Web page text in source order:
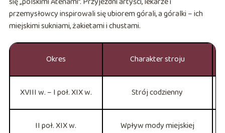
przemysłowcy inspirowali się ubiorem górali, a góralki – ich
miejskimi sukniami, żakietami i chustami.
Okres Charakter stroju
XVIII w. – I poł. XIX w. Strój codzienny
II poł. XIX w. Wpływ mody miejskiej